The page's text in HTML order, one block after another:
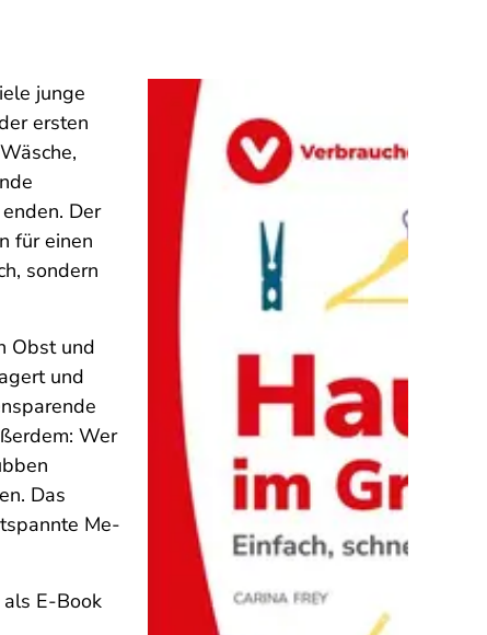
junge
ersten
Der
für einen
sondern
Obst und
und
Wer
Das
Me-
E-Book